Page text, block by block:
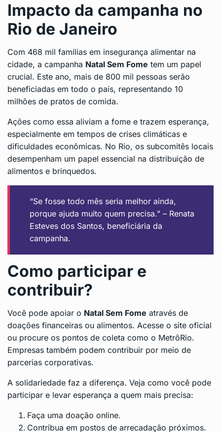
Impacto da campanha no
Rio de Janeiro
Com 468 mil famílias em insegurança alimentar na
cidade, a campanha Natal Sem Fome tem um papel
crucial. Este ano, mais de 800 mil pessoas serão
beneficiadas em todo o país, representando 10
milhões de pratos de comida.
Ações como essa aliviam a fome e trazem esperança,
especialmente em tempos de crises climáticas e
dificuldades econômicas. No Rio, os subcomitês locais
desempenham um papel essencial na distribuição de
alimentos e brinquedos.
“Se fosse todo mês seria melhor ainda,
porque ajuda muito quem precisa.” – Renata
Esteves dos Santos, beneficiária da
campanha.
Como participar e
contribuir?
Você pode apoiar o Natal Sem Fome através de
doações financeiras ou alimentos. Acesse o site oficial
ou procure os pontos de coleta como o MetrôRio.
Empresas também podem contribuir por meio de
parcerias corporativas.
A solidariedade faz a diferença. Veja como você pode
participar e levar esperança a quem mais precisa:
Faça uma doação online.
Contribua em postos de arrecadação próximos.